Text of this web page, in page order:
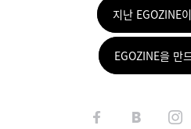
지난 EGOZINE
EGOZINE을 만